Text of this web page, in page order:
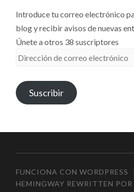
Introduce tu correo electrónico
blog y recibir avisos de nuevas
Únete a otros 38 suscriptores
Dirección
correo
electrónico
Suscribir
FUNCIONA CON WORDPRESS
HEMINGWAY REWRITTEN